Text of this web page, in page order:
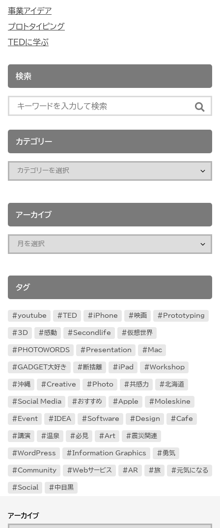
事業アイデア
プロトタイピング
TEDに学ぶ
検索
カテゴリー
アーカイブ
タグ
youtube TED iPhone 映画 Prototyping
3D 感動 Secondlife 仮想世界
PHOTOWORDS Presentation Mac
GADGET大好き 断捨離 iPad Workshop
沖縄 Creative Photo 共感力 北海道
Social Media おすすめ Apple Moleskine
Event IDEA Software Design Cafe
講演 温泉 必見 Art 震災関連
WordPress Information Graphics 勇気
Community Webサービス AR 旅 元気になる
Social 中目黒
アーカイブ